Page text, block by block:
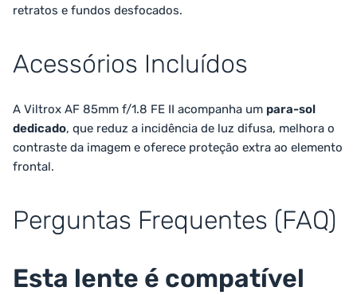
retratos e fundos desfocados.
Acessórios Incluídos
A Viltrox AF 85mm f/1.8 FE II acompanha um para-sol
dedicado, que reduz a incidência de luz difusa, melhora o
contraste da imagem e oferece proteção extra ao elemento
frontal.
Perguntas Frequentes (FAQ)
Esta lente é compatível